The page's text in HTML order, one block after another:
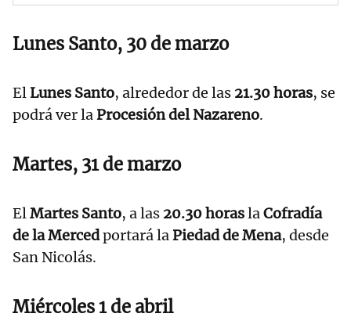
Lunes Santo, 30 de marzo
ElLunes Santo, alrededor de las 21.30 horas, se
podrá ver laProcesión del Nazareno.
Martes, 31 de marzo
ElMartes Santo, a las 20.30 horaslaCofradía
de la Mercedportará laPiedad de Mena, desde
San Nicolás.
Miércoles 1 de abril